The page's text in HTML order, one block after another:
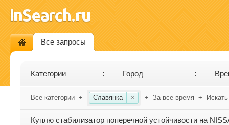
Все запросы
Категории Город
Все категории + Славянка × + За все время +
Куплю стабилизатор поперечной устойчивости на